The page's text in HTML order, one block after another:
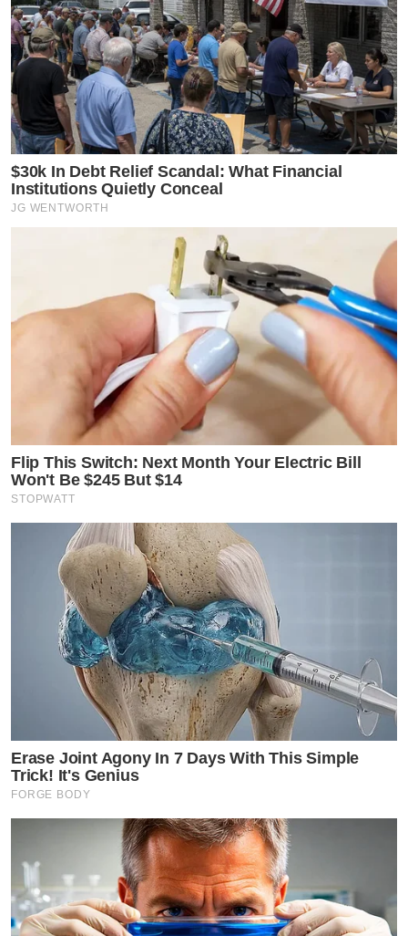
$30k In Debt Relief Scandal: What Financial
Institutions Quietly Conceal
JG WENTWORTH
Flip This Switch: Next Month Your Electric Bill
Won't Be $245 But $14
STOPWATT
Erase Joint Agony In 7 Days With This Simple
Trick! It's Genius
FORGE BODY